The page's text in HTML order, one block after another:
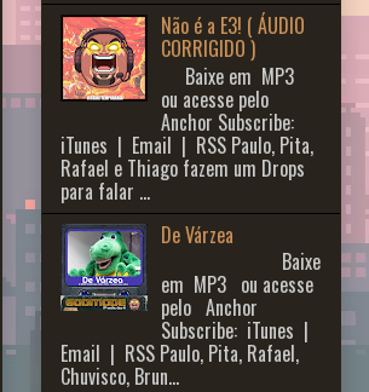
Não é a E3! ( ÁUDIO
CORRIGIDO )
Baixe em MP3
ou acesse pelo
Anchor Subscribe:
iTunes | Email | RSS Paulo, Pita,
Rafael e Thiago fazem um Drops
para falar ...
De Várzea
Baixe
em MP3 ou acesse
pelo Anchor
Subscribe: iTunes |
Email | RSS Paulo, Pita, Rafael,
Chuvisco, Brun...